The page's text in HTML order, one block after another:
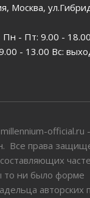
Москва,
Пн - Пт: 9.00 - 18.00
- 13.00 Вс:
official.ru
Все права
то ни было форме
авторских